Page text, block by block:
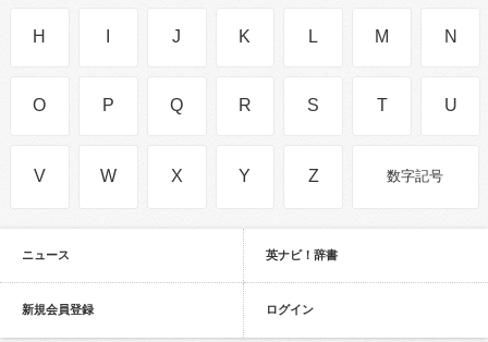
H J K L M N
O P Q R S T U
V W X Y Z 数字記号
ニュース 英ナビ！辞書
新規会員登録 ログイン